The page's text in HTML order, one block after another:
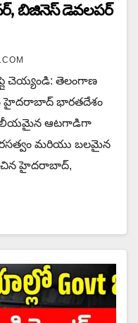
బిజినెస్ డెవలపర్
చెయ్యండి: తెలంగాణ
హైదరాబాద్ భారతదేశం
బలీయమైన ఆటగాడిగా
మరియు బలమైన
హైదరాబాద్,